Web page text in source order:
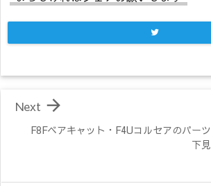
F8Fベアキャット・F4Uコルセアのパーツ
下見

Next